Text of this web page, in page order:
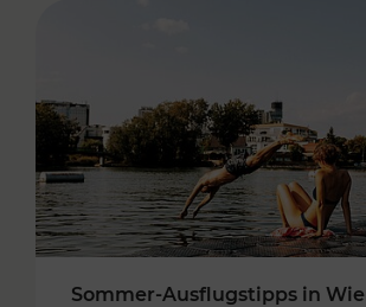
Sommer-Ausflugstipps in